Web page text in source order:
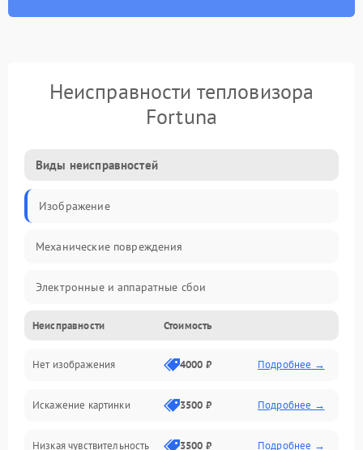
Неисправности тепловизора
Fortuna
Виды неисправностей
Изображение
Механические повреждения
Электронные и аппаратные сбои
Неисправности сенсора и оптики
Программные ошибки
Электропитание
Неисправности Стоимость
Нет изображения 4000 ₽ Подробнее →
Искажение картинки 3500 ₽ Подробнее →
Низкая чувствительность 3500 ₽ Подробнее →